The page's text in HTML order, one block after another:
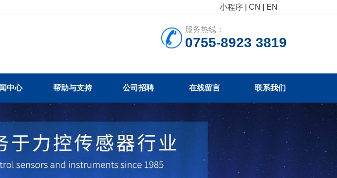
小程序 | CN EN
服务热线：
0755-8923 3819
中心 帮助与支持 公司招聘 在线留言 联系我们